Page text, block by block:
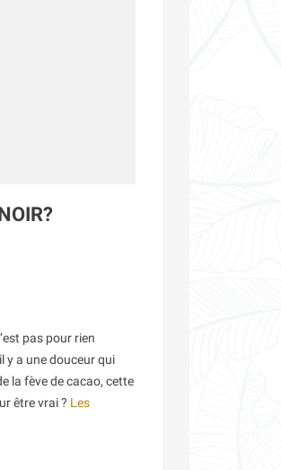
pas pour rien
y a une douceur qui
la fève de cacao, cette
être vrai ? Les